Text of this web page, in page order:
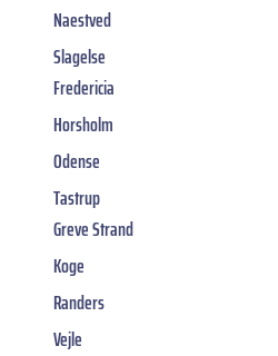
Naestved
Slagelse
Fredericia
Horsholm
Odense
Tastrup
Greve Strand
Koge
Randers
Vejle